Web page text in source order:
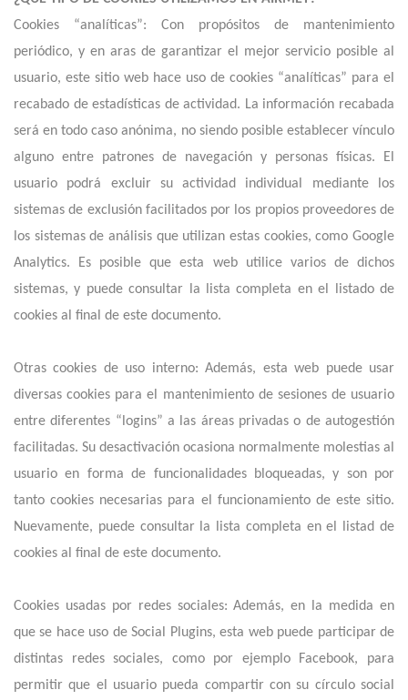
Cookies “analíticas”: Con propósitos de mantenimiento
periódico, y en aras de garantizar el mejor servicio posible al
usuario, este sitio web hace uso de cookies “analíticas” para el
recabado de estadísticas de actividad. La información recabada
será en todo caso anónima, no siendo posible establecer vínculo
alguno entre patrones de navegación y personas físicas. El
usuario podrá excluir su actividad individual mediante los
sistemas de exclusión facilitados por los propios proveedores de
los sistemas de análisis que utilizan estas cookies, como Google
Analytics. Es posible que esta web utilice varios de dichos
sistemas, y puede consultar la lista completa en el listado de
cookies al final de este documento.
Otras cookies de uso interno: Además, esta web puede usar
diversas cookies para el mantenimiento de sesiones de usuario
entre diferentes “logins” a las áreas privadas o de autogestión
facilitadas. Su desactivación ocasiona normalmente molestias al
usuario en forma de funcionalidades bloqueadas, y son por
tanto cookies necesarias para el funcionamiento de este sitio.
Nuevamente, puede consultar la lista completa en el listad de
cookies al final de este documento.
Cookies usadas por redes sociales: Además, en la medida en
que se hace uso de Social Plugins, esta web puede participar de
distintas redes sociales, como por ejemplo Facebook, para
permitir que el usuario pueda compartir con su círculo social